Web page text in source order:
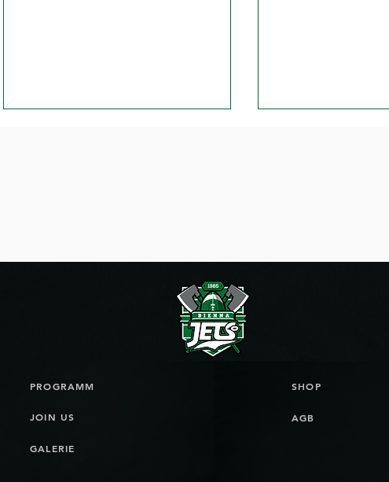
Flag Football Game Day in
Packen die Jets
JOIN US
PROGRAMM
GALERIE
SHOP
AGB